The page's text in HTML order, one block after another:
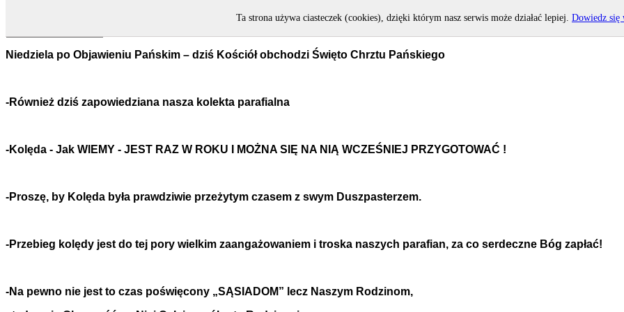
Niedziela po Objawieniu Pańskim – dziś Kościół obchodzi Święto Chrztu Pańskiego
-Również dziś zapowiedziana nasza kolekta parafialna
-Kolęda - Jak WIEMY - JEST RAZ W ROKU I MOŻNA SIĘ NA NIĄ WCZEŚNIEJ PRZYGOTOWAĆ !
-Proszę, by Kolęda była prawdziwie przeżytym czasem z swym Duszpasterzem.
-Przebieg kolędy jest do tej pory wielkim zaangażowaniem i troska naszych parafian, za co serdeczne Bóg zapłać!
-Na pewno nie jest to czas poświęcony „SĄSIADOM” lecz Naszym Rodzinom,
Ta strona używa ciasteczek (cookies), dzięki którym nasz serwis może działać lepiej. Dowiedz się